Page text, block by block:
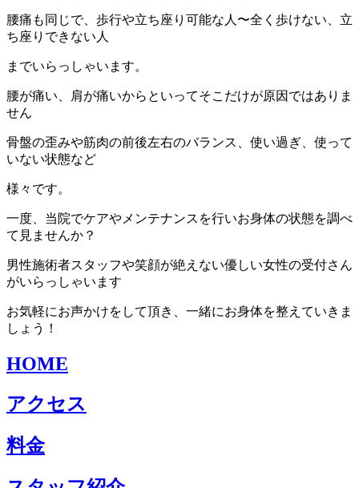
腰痛も同じで、歩行や立ち座り可能な人〜全く歩けない、立
ち座りできない人
までいらっしゃいます。
腰が痛い、肩が痛いからといってそこだけが原因ではありま
せん
骨盤の歪みや筋肉の前後左右のバランス、使い過ぎ、使って
いない状態など
様々です。
一度、当院でケアやメンテナンスを行いお身体の状態を調べ
て見ませんか？
男性施術者スタッフや笑顔が絶えない優しい女性の受付さん
がいらっしゃいます
お気軽にお声かけをして頂き、一緒にお身体を整えていきま
しょう！
HOME
アクセス
料金